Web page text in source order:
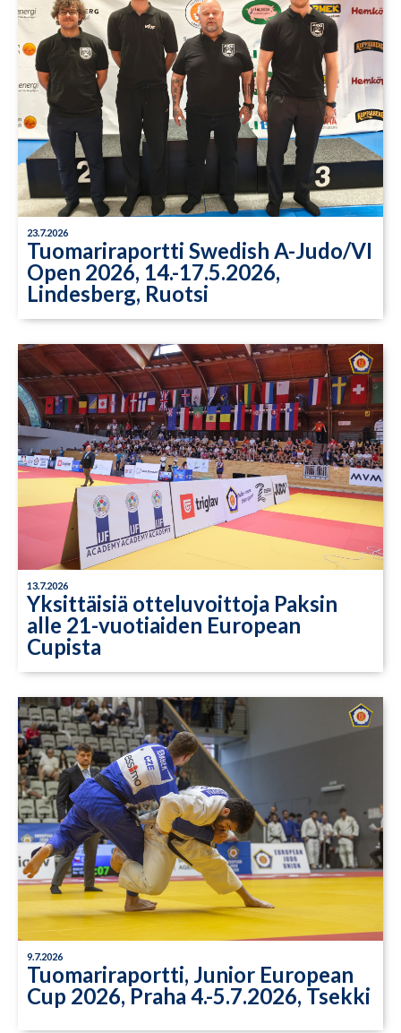
23.7.2026
Tuomariraportti Swedish A-Judo/VI
Open 2026, 14.-17.5.2026,
Lindesberg, Ruotsi
13.7.2026
Yksittäisiä otteluvoittoja Paksin
alle 21-vuotiaiden European
Cupista
9.7.2026
Tuomariraportti, Junior European
Cup 2026, Praha 4.-5.7.2026, Tsekki